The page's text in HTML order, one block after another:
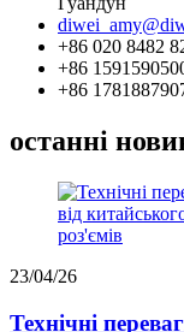
+86 020 8482
+86
+86
останні
23/04/26
Технічні